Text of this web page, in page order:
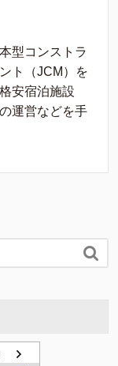
型コンストラ
ト（JCM）を
安宿泊施設
運営などを手
